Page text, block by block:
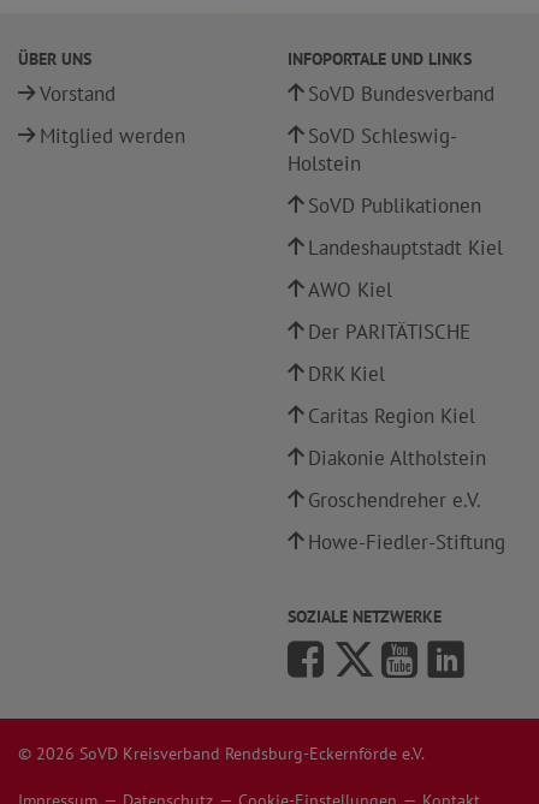
ÜBER UNS
Vorstand
Mitglied werden
INFOPORTALE UND LINKS
SoVD Bundesverband
SoVD Schleswig-
Holstein
SoVD Publikationen
Landeshauptstadt Kiel
AWO Kiel
Der PARITÄTISCHE
DRK Kiel
Caritas Region Kiel
Diakonie Altholstein
Groschendreher e.V.
Howe-Fiedler-Stiftung
SOZIALE NETZWERKE
© 2026 SoVD Kreisverband Rendsburg-Eckernförde e.V.